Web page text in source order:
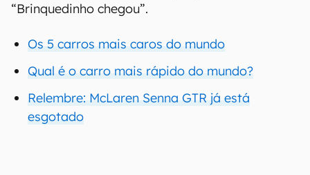
“Brinquedinho chegou”.
Os 5 carros mais caros do mundo
Qual é o carro mais rápido do mundo?
Relembre: McLaren Senna GTR já está
esgotado